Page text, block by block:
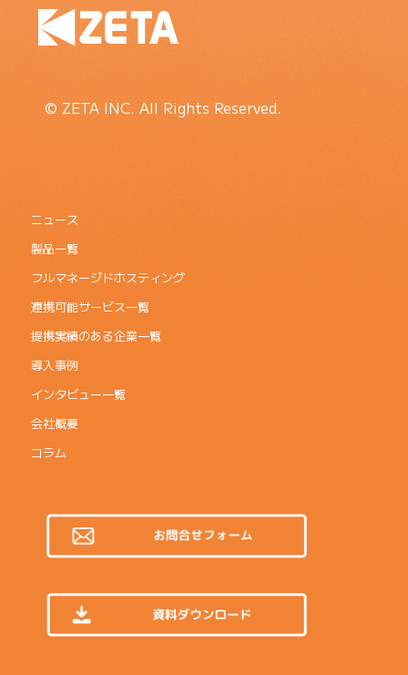
© ZETA INC. All Rights Reserved.
ニュース
製品一覧
フルマネージドホスティング
連携可能サービス一覧
提携実績のある企業一覧
導入事例
インタビュー一覧
会社概要
コラム